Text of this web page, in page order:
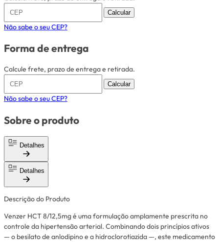
Calcular
Não sabe o seu CEP?
Forma de entrega
Calcule frete, prazo de entrega e retirada.
Calcular
Não sabe o seu CEP?
Sobre o produto
Detalhes
Detalhes
Descrição do Produto
Venzer HCT 8/12,5mg é uma formulação amplamente prescrita no
controle da hipertensão arterial. Combinando dois princípios ativos
— o besilato de anlodipino e a hidroclorotiazida —, este medicamento